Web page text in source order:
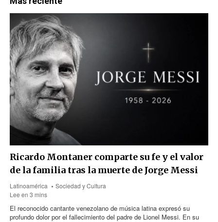
Ricardo Montaner comparte su fe y el valor
de la familia tras la muerte de Jorge Messi
Latinoamérica
Sociedad y Cultura
Lee en 3 mins
El reconocido cantante venezolano de música latina expresó su
profundo dolor por el fallecimiento del padre de Lionel Messi. En su